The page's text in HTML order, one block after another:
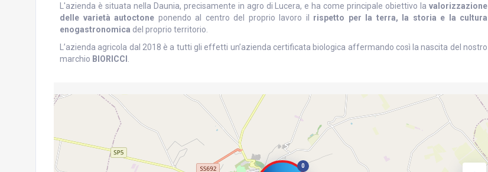
L'azienda è situata nella Daunia, precisamente in agro di Lucera, e ha come principale obiettivo la valorizzazione
delle varietà autoctone ponendo al centro del proprio lavoro il rispetto per la terra, la storia e la cultura
enogastronomica del proprio territorio.
L’azienda agricola dal 2018 è a tutti gli effetti un’azienda certificata biologica affermando così la nascita del nostro
marchio BIORICCI
0